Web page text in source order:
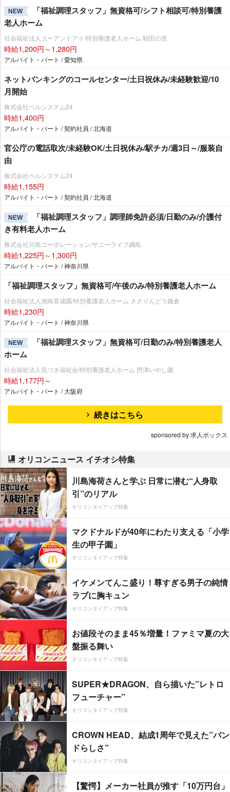
NEW
「福祉調理スタッフ」無資格可/シフト相談可/特別養護
老人ホーム
社会福祉法人ユーアンドアイ/特別養護老人ホーム 額田の里
時給1,200円～1,280円
アルバイト・パート / 愛知県
ネットバンキングのコールセンター/土日祝休み/未経験歓迎/10
月開始
株式会社ベルシステム24
時給1,400円
アルバイト・パート / 契約社員 / 北海道
官公庁の電話取次/未経験OK/土日祝休み/駅チカ/週3日～/服装自
由
株式会社ベルシステム24
時給1,155円
アルバイト・パート / 契約社員 / 北海道
NEW
「福祉調理スタッフ」調理師免許必須/日勤のみ/介護付
き有料老人ホーム
株式会社川島コーポレーション/サニーライフ綱島
時給1,225円～1,300円
アルバイト・パート / 神奈川県
「福祉調理スタッフ」無資格可/午後のみ/特別養護老人ホーム
社会福祉法人湘南育成園/特別養護老人ホーム ささりんどう鎌倉
時給1,230円
アルバイト・パート / 神奈川県
NEW
「福祉調理スタッフ」無資格可/日勤のみ/特別養護老人
ホーム
社会福祉法人気づき福祉会/特別養護老人ホーム 摂津いやし園
時給1,177円～
アルバイト・パート / 大阪府
続きはこちら
sponsored by 求人ボックス
オリコンニュース イチオシ特集
川島海荷さんと学ぶ 日常に潜む“人身取
引”のリアル
オリコンタイアップ特集
マクドナルドが40年にわたり支える「小学
生の甲子園」
オリコンタイアップ特集
イケメンてんこ盛り！尊すぎる男子の純情
ラブに胸キュン
オリコンタイアップ特集
お値段そのまま45％増量！ファミマ夏の大
盤振る舞い
オリコンタイアップ特集
SUPER★DRAGON、自ら描いた”レトロ
フューチャー”
オリコンタイアップ特集
CROWN HEAD、結成1周年で見えた”バン
ドらしさ”
オリコンタイアップ特集
【驚愕】メーカー社員が推す「10万円台」